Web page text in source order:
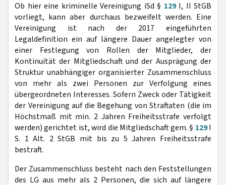
Ob hier eine kriminelle Vereinigung iSd § 129I, II StGB
vorliegt, kann aber durchaus bezweifelt werden. Eine
Vereinigung ist nach der 2017 eingeführten
Legaldefinition ein auf längere Dauer angelegter von
einer Festlegung von Rollen der Mitglieder, der
Kontinuität der Mitgliedschaft und der Ausprägung der
Struktur unabhängiger organisierter Zusammenschluss
von mehr als zwei Personen zur Verfolgung eines
übergeordneten Interesses. Sofern Zweck oder Tätigkeit
der Vereinigung auf die Begehung von Straftaten (die im
Höchstmaß mit min. 2 Jahren Freiheitsstrafe verfolgt
werden) gerichtet ist, wird die Mitgliedschaft gem. § 129I
S. 1 Alt. 2 StGB mit bis zu 5 Jahren Freiheitsstrafe
bestraft.
Der Zusammenschluss besteht nach den Feststellungen
des LG aus mehr als 2 Personen, die sich auf längere